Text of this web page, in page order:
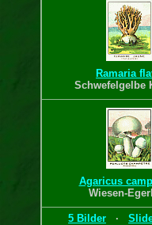
Ramaria
Schwefelgelbe
Agaricus
Wiesen-
5 Bilder ·